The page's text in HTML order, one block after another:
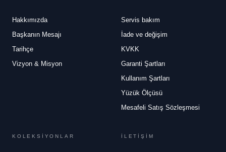
Hakkımızda
Başkanın Mesajı
Tarihçe
Vizyon & Misyon
Servis bakım
İade ve değişim
KVKK
Garanti Şartları
Kullanım Şartları
Yüzük Ölçüsü
Mesafeli Satış Sözleşmesi
KOLEKSİYONLAR İLETİŞİM